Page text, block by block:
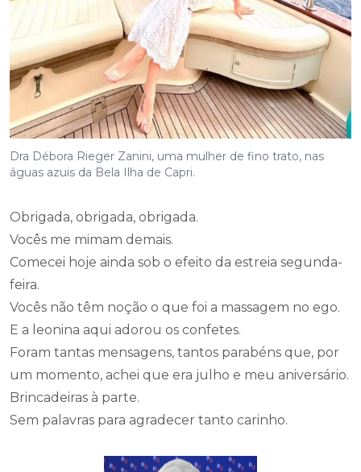
Dra Débora Rieger Zanini, uma mulher de fino trato, nas
águas azuis da Bela Ilha de Capri.
Obrigada, obrigada, obrigada.
Vocês me mimam demais.
Comecei hoje ainda sob o efeito da estreia segunda-
feira.
Vocês não têm noção o que foi a massagem no ego.
E a leonina aqui adorou os confetes.
Foram tantas mensagens, tantos parabéns que, por
um momento, achei que era julho e meu aniversário.
Brincadeiras à parte.
Sem palavras para agradecer tanto carinho.